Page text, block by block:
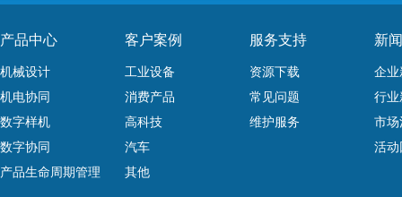
产品中心
机械设计
机电协同
数字样机
数字协同
产品生命周期管理
客户案例
工业设备
消费产品
高科技
汽车
其他
服务支持
资源下载
常见问题
维护服务
新
企业
行业
市场
活动